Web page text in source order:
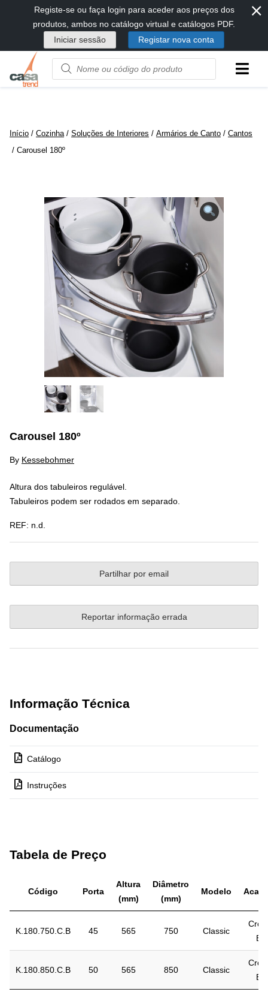
diretamente
conteúdo
Registe-se ou faça login para aceder aos preços dos
produtos, ambos no catálogo virtual e catálogos PDF.
Iniciar sessão
Registar nova conta
⨯
Product
name
Início / Cozinha / Soluções de Interiores / Armários de Canto / Cantos
/ Carousel 180º
Carousel 180º
By Kessebohmer
Altura dos tabuleiros regulável.
Tabuleiros podem ser rodados em separado.
REF: n.d.
Partilhar por email
Reportar informação errada
Informação Técnica
Documentação
Catálogo
Instruções
Tabela de Preço
Código Porta
Altura
(mm)
Diâmetro
(mm)
Modelo
K.180.750.C.B 45 565 750 Classic
K.180.850.C.B 50 565 850 Classic